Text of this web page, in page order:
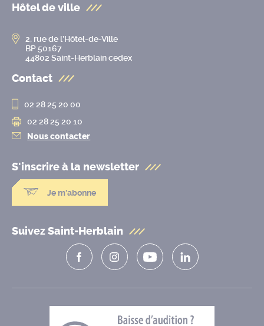
Hôtel de ville
2, rue de l’Hôtel-de-Ville
BP 50167
44802 Saint-Herblain cedex
Contact
02 28 25 20 00
02 28 25 20 10
Nous contacter
S'inscrire à la newsletter
Je m'abonne
Suivez Saint-Herblain